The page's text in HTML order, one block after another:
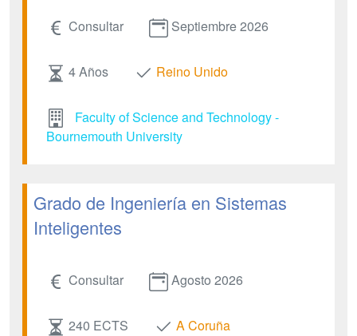
Consultar Septiembre 2026
4 Años Reino Unido
Faculty of Science and Technology -
Bournemouth University
Grado de Ingeniería en Sistemas
Inteligentes
Consultar Agosto 2026
240 ECTS A Coruña